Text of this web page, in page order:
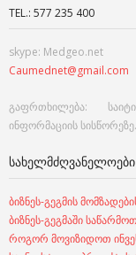
TEL.: 577 235 400
skype: Medgeo.net
Caumednet@gmail.com
გაფრთხილება:
ინფორმაციის სისწორეზე.
ბიზნეს-გეგმის
ბიზნეს-გეგმაში
როგორ მოვიზიდოთ